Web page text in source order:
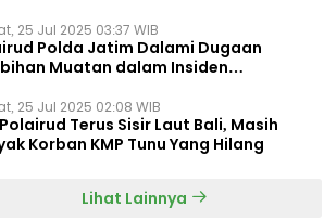
25 Jul 2025 03:37 WIB
Polda Jatim Dalami Dugaan
Muatan dalam Insiden
25 Jul 2025 02:08 WIB
Terus Sisir Laut Bali, Masih
Korban KMP Tunu Yang Hilang
Lihat Lainnya